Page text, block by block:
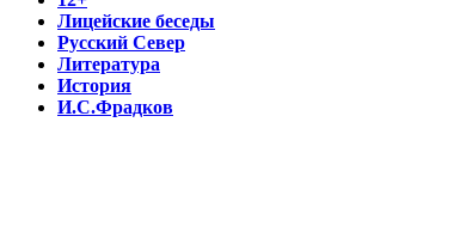
Лицейские беседы
Русский Север
Литература
История
И.С.Фрадков